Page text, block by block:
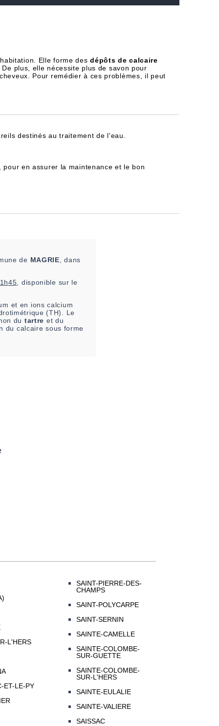
Elle forme desdépôts de calcaire
plus, elle nécessite plus de savon pour
Pour remédier à ces problèmes, il peut
destinés au traitement de l'eau.
en assurer la maintenance et le bon
de MAGRIE, dans
, disponible sur le
et en ions calcium
(TH). Le
du tartre et du
du calcaire sous forme
L'HERS
ET-LE-PY
SAINT-PIERRE-DES-
CHAMPS
SAINT-POLYCARPE
SAINT-SERNIN
SAINTE-CAMELLE
SAINTE-COLOMBE-
SUR-GUETTE
SAINTE-COLOMBE-
SUR-L'HERS
SAINTE-EULALIE
SAINTE-VALIERE
SAISSAC